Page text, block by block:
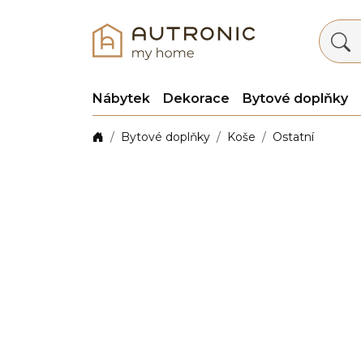
Nábytek Dekorace Bytové doplňky
Bytové doplňky Koše Ostatní